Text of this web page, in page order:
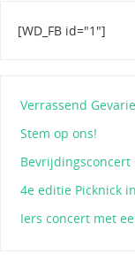
[WD_FB id="1"]
Verrassend
Stem op ons!
4e editie Picknick
Iers concert met